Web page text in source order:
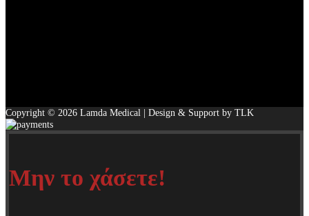
Copyright © 2026 Lamda Medical | Design & Support by TLK
Μην το χάσετε!